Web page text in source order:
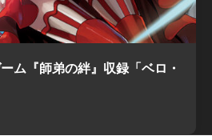
ム『師弟の絆』収録「ベロ・